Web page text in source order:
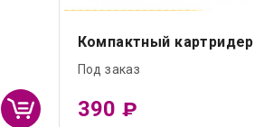
Компактный картридер
Под заказ
390₽